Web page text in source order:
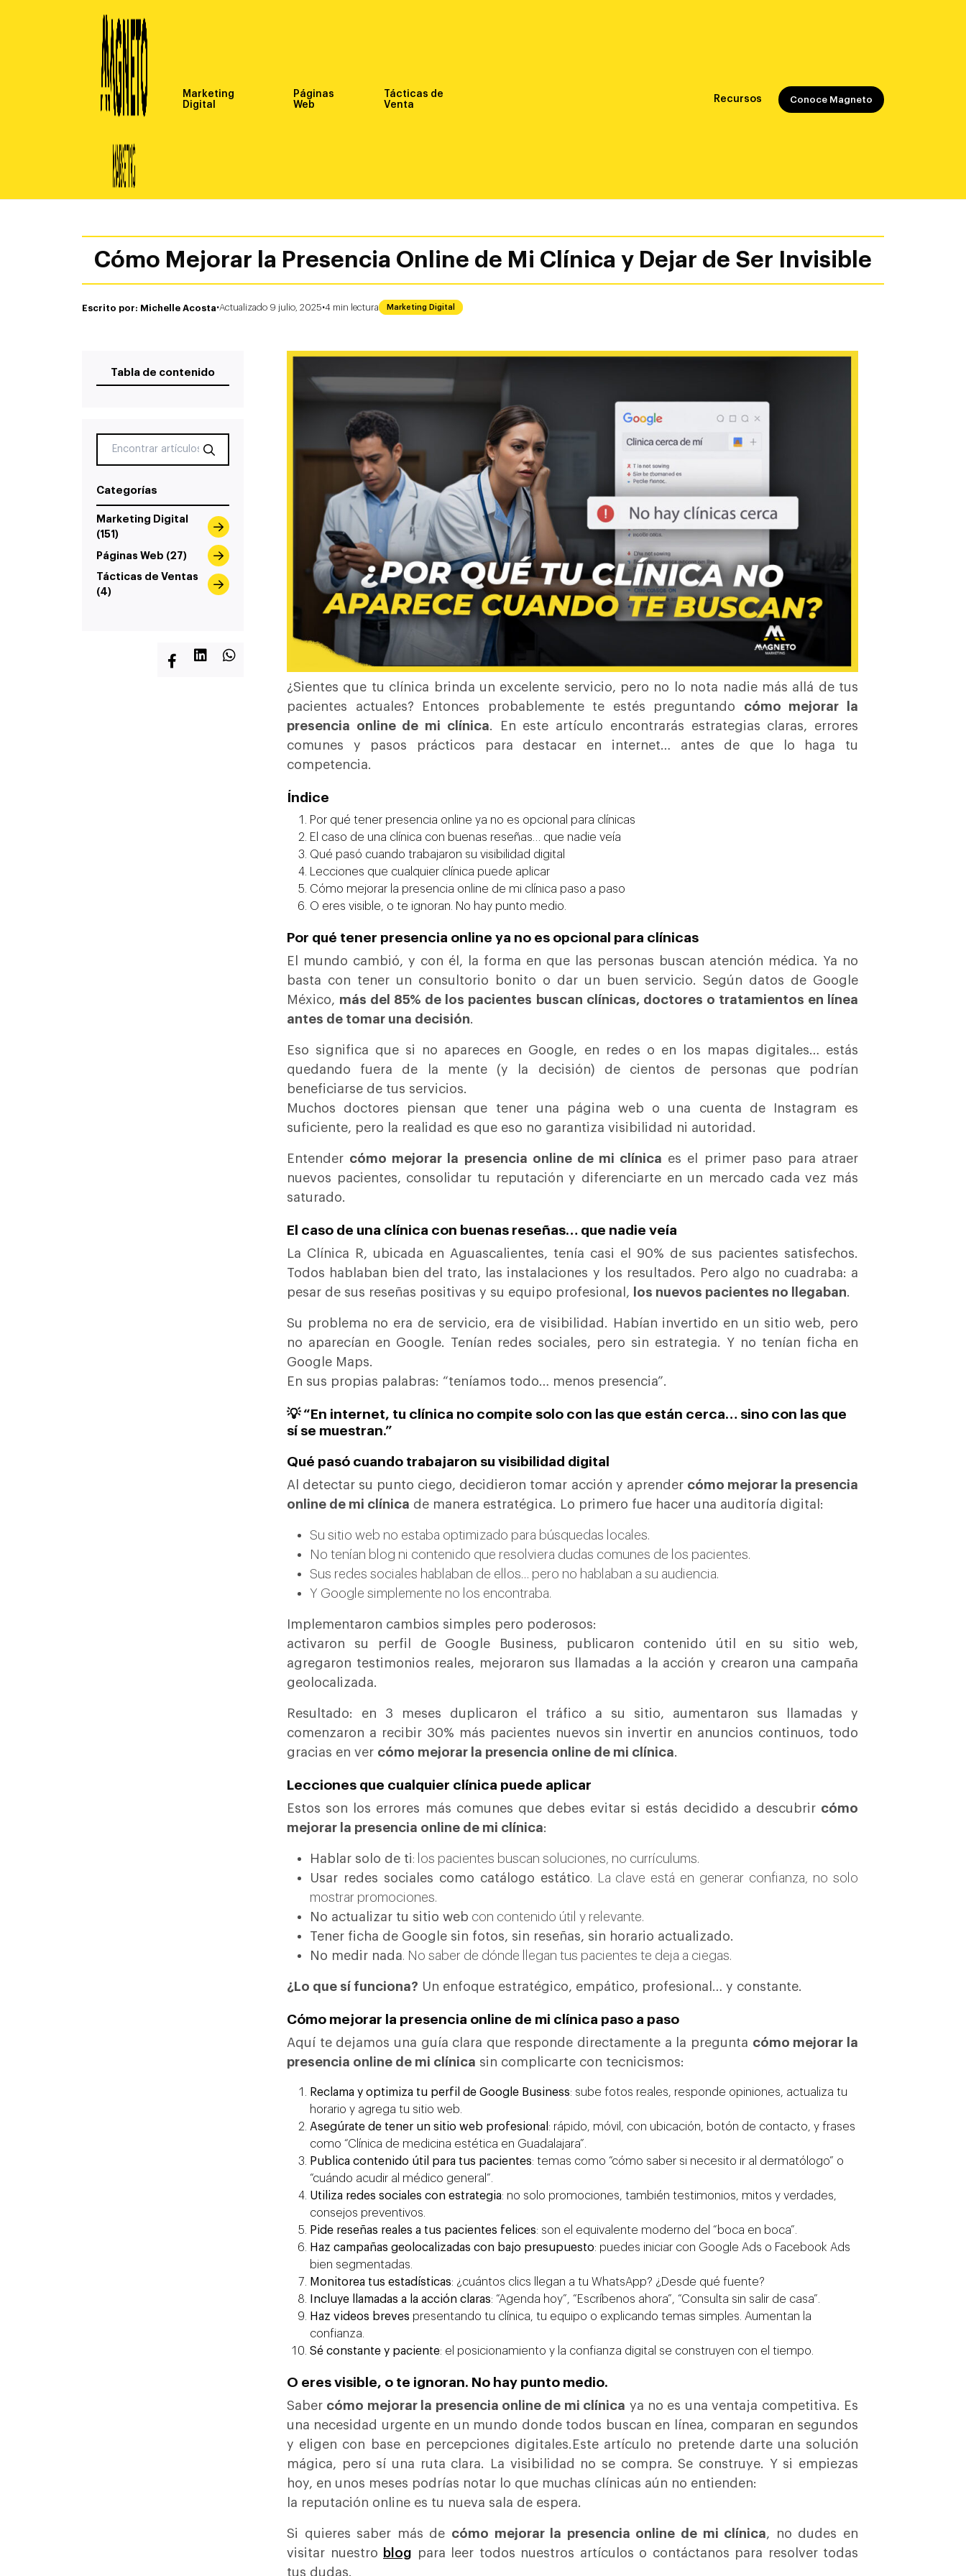
Marketing
Digital
Páginas
Web
Tácticas de
Venta
Recursos Conoce Magneto
Cómo Mejorar la Presencia Online de Mi Clínica y Dejar de Ser Invisible
Escrito por: Michelle Acosta·Actualizado 9 julio, 2025·4 min lectura Marketing Digital
Tabla de contenido
Categorías
Marketing Digital
(151)
Páginas Web (27)
Tácticas de Ventas
(4)
¿Sientes que tu clínica brinda un excelente servicio, pero no lo nota nadie más allá de tus
pacientes actuales? Entonces probablemente te estés preguntando cómo mejorar la
presencia online de mi clínica. En este artículo encontrarás estrategias claras, errores
comunes y pasos prácticos para destacar en internet… antes de que lo haga tu
competencia.
Índice
Por qué tener presencia online ya no es opcional para clínicas
El caso de una clínica con buenas reseñas… que nadie veía
Qué pasó cuando trabajaron su visibilidad digital
Lecciones que cualquier clínica puede aplicar
Cómo mejorar la presencia online de mi clínica paso a paso
O eres visible, o te ignoran. No hay punto medio.
Por qué tener presencia online ya no es opcional para clínicas
El mundo cambió, y con él, la forma en que las personas buscan atención médica. Ya no
basta con tener un consultorio bonito o dar un buen servicio. Según datos de Google
México, más del 85% de los pacientes buscan clínicas, doctores o tratamientos en línea
antes de tomar una decisión.
Eso significa que si no apareces en Google, en redes o en los mapas digitales… estás
quedando fuera de la mente (y la decisión) de cientos de personas que podrían
beneficiarse de tus servicios.
Muchos doctores piensan que tener una página web o una cuenta de Instagram es
suficiente, pero la realidad es que eso no garantiza visibilidad ni autoridad.
Entender cómo mejorar la presencia online de mi clínica es el primer paso para atraer
nuevos pacientes, consolidar tu reputación y diferenciarte en un mercado cada vez más
saturado.
El caso de una clínica con buenas reseñas… que nadie veía
La Clínica R, ubicada en Aguascalientes, tenía casi el 90% de sus pacientes satisfechos.
Todos hablaban bien del trato, las instalaciones y los resultados. Pero algo no cuadraba: a
pesar de sus reseñas positivas y su equipo profesional,
los nuevos pacientes no llegaban.
Su problema no era de servicio, era de visibilidad. Habían invertido en un sitio web, pero
no aparecían en Google. Tenían redes sociales, pero sin estrategia. Y no tenían ficha en
Google Maps.
En sus propias palabras: “teníamos todo… menos presencia”.
💡 “En internet, tu clínica no compite solo con las que están cerca… sino con las que
sí se muestran.”
Qué pasó cuando trabajaron su visibilidad digital
Al detectar su punto ciego, decidieron tomar acción y aprender cómo mejorar la presencia
online de mi clínica de manera estratégica. Lo primero fue hacer una auditoría digital:
Su sitio web no estaba optimizado para búsquedas locales.
No tenían blog ni contenido que resolviera dudas comunes de los pacientes.
Sus redes sociales hablaban de ellos… pero no hablaban a su audiencia.
Y Google simplemente no los encontraba.
Implementaron cambios simples pero poderosos:
activaron su perfil de Google Business, publicaron contenido útil en su sitio web,
agregaron testimonios reales, mejoraron sus llamadas a la acción y crearon una campaña
geolocalizada.
Resultado: en 3 meses duplicaron el tráfico a su sitio, aumentaron sus llamadas y
comenzaron a recibir 30% más pacientes nuevos sin invertir en anuncios continuos, todo
gracias en ver cómo mejorar la presencia online de mi clínica.
Lecciones que cualquier clínica puede aplicar
Estos son los errores más comunes que debes evitar si estás decidido a descubrir cómo
mejorar la presencia online de mi clínica:
Hablar solo de ti: los pacientes buscan soluciones, no currículums.
Usar redes sociales como catálogo estático. La clave está en generar confianza, no solo
mostrar promociones.
No actualizar tu sitio web con contenido útil y relevante.
Tener ficha de Google sin fotos, sin reseñas, sin horario actualizado.
No medir nada. No saber de dónde llegan tus pacientes te deja a ciegas.
¿Lo que sí funciona? Un enfoque estratégico, empático, profesional… y constante.
Cómo mejorar la presencia online de mi clínica paso a paso
Aquí te dejamos una guía clara que responde directamente a la pregunta cómo mejorar la
presencia online de mi clínica sin complicarte con tecnicismos:
Reclama y optimiza tu perfil de Google Business: sube fotos reales, responde opiniones, actualiza tu
horario y agrega tu sitio web.
Asegúrate de tener un sitio web profesional : rápido, móvil, con ubicación, botón de contacto, y frases
como “Clínica de medicina estética en Guadalajara”.
Publica contenido útil para tus pacientes: temas como “cómo saber si necesito ir al dermatólogo” o
“cuándo acudir al médico general”.
Utiliza redes sociales con estrategia: no solo promociones, también testimonios, mitos y verdades,
consejos preventivos.
Pide reseñas reales a tus pacientes felices: son el equivalente moderno del “boca en boca”.
Haz campañas geolocalizadas con bajo presupuesto: puedes iniciar con Google Ads o Facebook Ads
bien segmentadas.
Monitorea tus estadísticas: ¿cuántos clics llegan a tu WhatsApp? ¿Desde qué fuente?
Incluye llamadas a la acción claras: “Agenda hoy”, “Escríbenos ahora”, “Consulta sin salir de casa”.
Haz videos breves presentando tu clínica, tu equipo o explicando temas simples. Aumentan la
confianza.
Sé constante y paciente: el posicionamiento y la confianza digital se construyen con el tiempo.
O eres visible, o te ignoran. No hay punto medio.
Saber cómo mejorar la presencia online de mi clínica ya no es una ventaja competitiva. Es
una necesidad urgente en un mundo donde todos buscan en línea, comparan en segundos
y eligen con base en percepciones digitales.Este artículo no pretende darte una solución
mágica, pero sí una ruta clara. La visibilidad no se compra. Se construye. Y si empiezas
hoy, en unos meses podrías notar lo que muchas clínicas aún no entienden:
la reputación online es tu nueva sala de espera.
Si quieres saber más de cómo mejorar la presencia online de mi clínica, no dudes en
visitar nuestro
blog para leer todos nuestros artículos o contáctanos para resolver todas
tus dudas.